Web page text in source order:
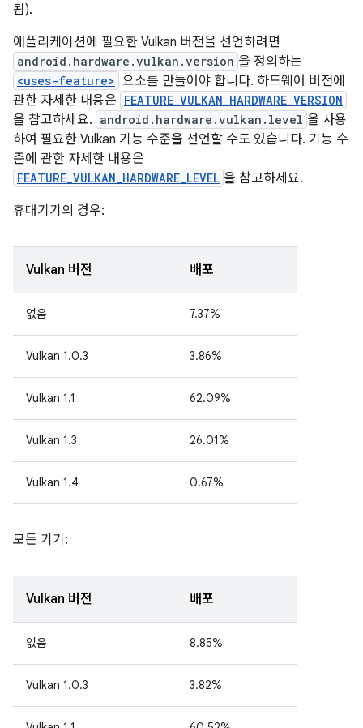
됨).
애플리케이션에 필요한 Vulkan 버전을 선언하려면
android.hardware.vulkan.version 을 정의하는
<uses-feature> 요소를 만들어야 합니다. 하드웨어 버전에
관한 자세한 내용은 FEATURE_VULKAN_HARDWARE_VERSION
을 참고하세요. android.hardware.vulkan.level 을 사용
하여 필요한 Vulkan 기능 수준을 선언할 수도 있습니다. 기능 수
준에 관한 자세한 내용은
FEATURE_VULKAN_HARDWARE_LEVEL 을 참고하세요.
휴대기기의 경우:
Vulkan 버전 배포
없음 7.37%
Vulkan 1.0.3 3.86%
Vulkan 1.1 62.09%
Vulkan 1.3 26.01%
Vulkan 1.4 0.67%
모든 기기:
Vulkan 버전 배포
없음 8.85%
Vulkan 1.0.3 3.82%